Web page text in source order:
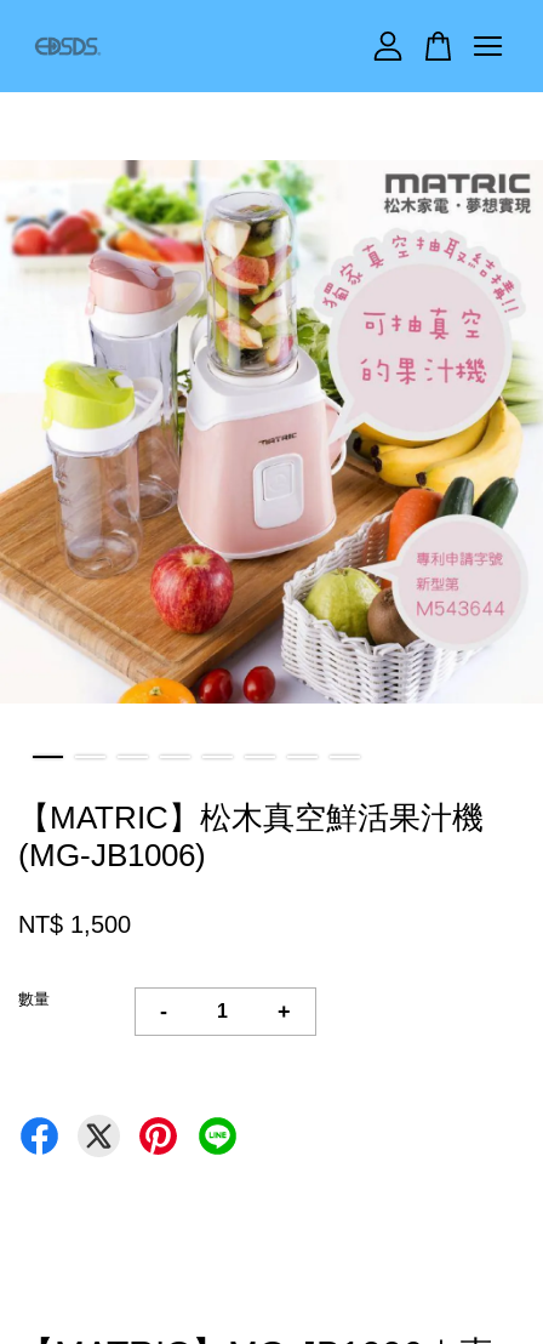
【MATRIC】松木真空鮮活果汁機
(MG-JB1006)
NT$ 1,500
數量
- +
繼續購物